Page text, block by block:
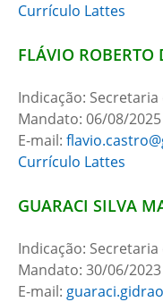
Currículo Lattes
FLÁVIO ROBERTO
Indicação: Secretaria
Mandato: 06/08/
E-mail:
Currículo Lattes
GUARACI SILVA
Indicação: Secretaria
Mandato: 30/06/
E-mail: